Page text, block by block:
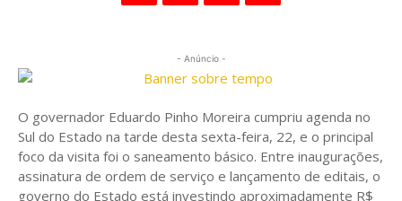
- Anúncio -
O governador Eduardo Pinho Moreira cumpriu agenda no
Sul do Estado na tarde desta sexta-feira, 22, e o principal
foco da visita foi o saneamento básico. Entre inaugurações,
assinatura de ordem de serviço e lançamento de editais, o
governo do Estado está investindo aproximadamente R$